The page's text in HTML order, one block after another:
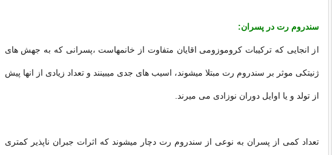
سندروم رت در پسران:
از انجایی که ترکیبات کروموزومی اقایان متفاوت از خانمهاست ،پسرانی که به جهش های
ژنیتکی موثر بر سندروم رت مبتلا میشوند، اسیب های جدی میبینند و تعداد زیادی از انها پیش
از تولد و یا اوایل دوران نوزادی می میرند.
تعداد کمی از پسران به نوعی از سندروم رت دچار میشوند که اثرات جبران ناپذیر کمتری